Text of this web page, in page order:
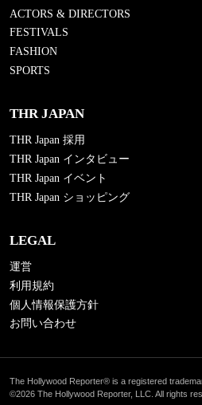
ACTORS & DIRECTORS
FESTIVALS
FASHION
SPORTS
THR JAPAN
THR Japan 採用
THR Japan インタビュー
THR Japan イベント
THR Japan ショッピング
LEGAL
運営
利用規約
個人情報保護方針
お問い合わせ
The Hollywood Reporter® is a registered
©2026 The Hollywood Reporter, LLC. All rights